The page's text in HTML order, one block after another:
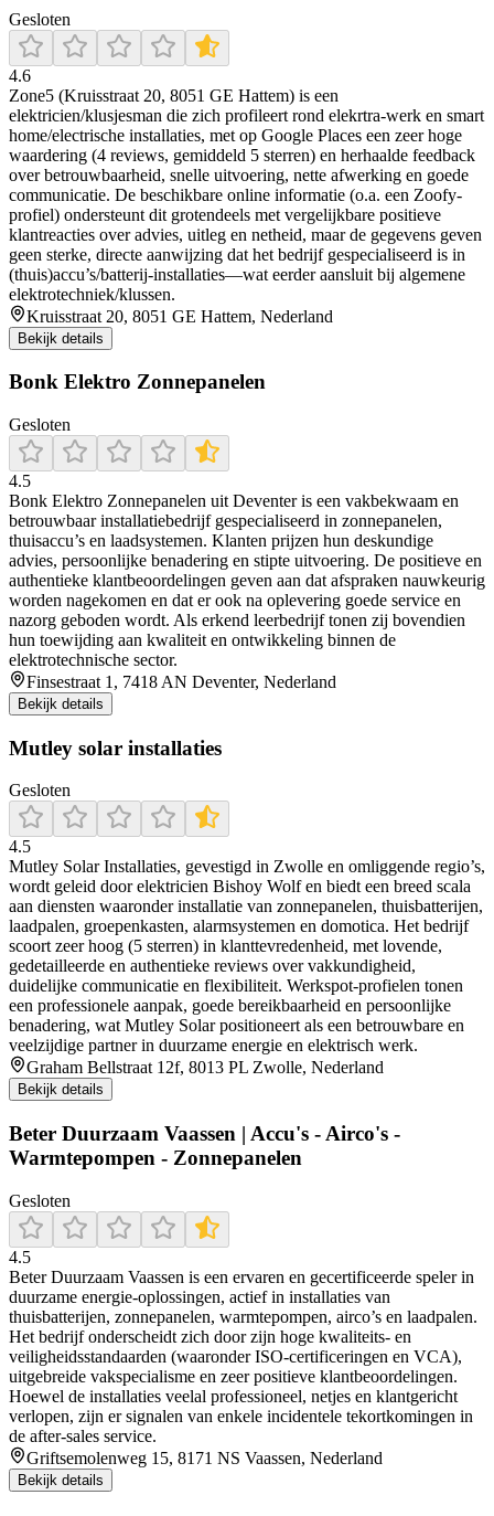
Gesloten
4.6
Zone5 (Kruisstraat 20, 8051 GE Hattem) is een
elektricien/klusjesman die zich profileert rond elekrtra-werk en smart
home/electrische installaties, met op Google Places een zeer hoge
waardering (4 reviews, gemiddeld 5 sterren) en herhaalde feedback
over betrouwbaarheid, snelle uitvoering, nette afwerking en goede
communicatie. De beschikbare online informatie (o.a. een Zoofy-
profiel) ondersteunt dit grotendeels met vergelijkbare positieve
klantreacties over advies, uitleg en netheid, maar de gegevens geven
geen sterke, directe aanwijzing dat het bedrijf gespecialiseerd is in
(thuis)accu’s/batterij-installaties—wat eerder aansluit bij algemene
elektrotechniek/klussen.
Kruisstraat 20, 8051 GE Hattem, Nederland
Bekijk details
Bonk Elektro Zonnepanelen
Gesloten
4.5
Bonk Elektro Zonnepanelen uit Deventer is een vakbekwaam en
betrouwbaar installatiebedrijf gespecialiseerd in zonnepanelen,
thuisaccu’s en laadsystemen. Klanten prijzen hun deskundige
advies, persoonlijke benadering en stipte uitvoering. De positieve en
authentieke klantbeoordelingen geven aan dat afspraken nauwkeurig
worden nagekomen en dat er ook na oplevering goede service en
nazorg geboden wordt. Als erkend leerbedrijf tonen zij bovendien
hun toewijding aan kwaliteit en ontwikkeling binnen de
elektrotechnische sector.
Finsestraat 1, 7418 AN Deventer, Nederland
Bekijk details
Mutley solar installaties
Gesloten
4.5
Mutley Solar Installaties, gevestigd in Zwolle en omliggende regio’s,
wordt geleid door elektricien Bishoy Wolf en biedt een breed scala
aan diensten waaronder installatie van zonnepanelen, thuisbatterijen,
laadpalen, groepenkasten, alarmsystemen en domotica. Het bedrijf
scoort zeer hoog (5 sterren) in klanttevredenheid, met lovende,
gedetailleerde en authentieke reviews over vakkundigheid,
duidelijke communicatie en flexibiliteit. Werkspot-profielen tonen
een professionele aanpak, goede bereikbaarheid en persoonlijke
benadering, wat Mutley Solar positioneert als een betrouwbare en
veelzijdige partner in duurzame energie en elektrisch werk.
Graham Bellstraat 12f, 8013 PL Zwolle, Nederland
Bekijk details
Beter Duurzaam Vaassen | Accu's - Airco's -
Warmtepompen - Zonnepanelen
Gesloten
4.5
Beter Duurzaam Vaassen is een ervaren en gecertificeerde speler in
duurzame energie-oplossingen, actief in installaties van
thuisbatterijen, zonnepanelen, warmtepompen, airco’s en laadpalen.
Het bedrijf onderscheidt zich door zijn hoge kwaliteits- en
veiligheidsstandaarden (waaronder ISO‑certificeringen en VCA),
uitgebreide vakspecialisme en zeer positieve klantbeoordelingen.
Hoewel de installaties veelal professioneel, netjes en klantgericht
verlopen, zijn er signalen van enkele incidentele tekortkomingen in
de after‑sales service.
Griftsemolenweg 15, 8171 NS Vaassen, Nederland
Bekijk details